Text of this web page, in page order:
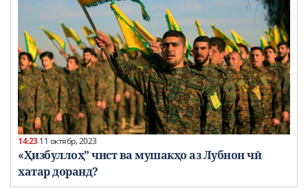
14:2311 октябр, 2023
«Ҳизбуллоҳ” чист ва мушакҳо аз Лубнон чӣ
хатар доранд?